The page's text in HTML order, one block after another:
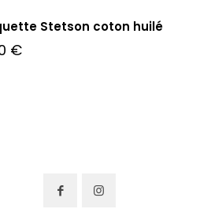
Stetson coton huilé
€